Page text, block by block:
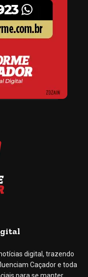
digital, trazendo
Caçador e toda